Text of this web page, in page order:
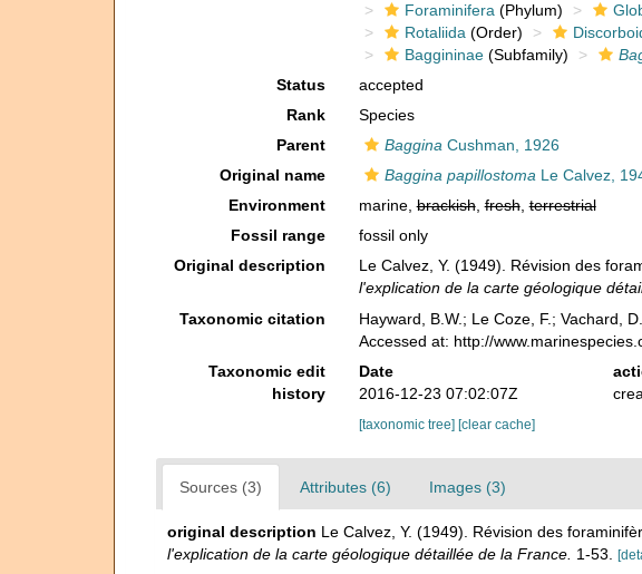
Foraminifera (Phylum)
Rotaliida (Order)
Baggininae(Subfamily)
Status
accepted
Rank
Species
Parent
Baggina Cushman, 1926
Original name
Baggina papillostoma Le Calvez,
Environment
marine,brackish,fresh,terrestrial
Fossil range
fossil only
Original description
Le Calvez, Y. (1949). Révision des
l'explication de la carte géologique
Taxonomic citation Hayward, B.W.; Le Coze, F.; Vachard,
Accessed at: http://
Taxonomic edit
history
Date
2016-12-23 07:02:07Z
[taxonomic tree] [clear cache]
Sources (3) Attributes (6) Images (3)
original description Le Calvez, Y. (1949). Révision des
l'explication de la carte géologique détaillée de la France. 1-53.